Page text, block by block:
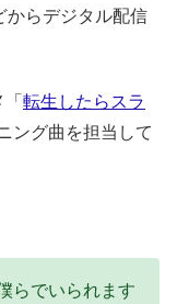
らデジタル配信
「転生したらスラ
ング曲を担当して
らでいられます